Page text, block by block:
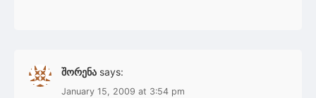
შორენა says:
January 15, 2009 at 3:54 pm